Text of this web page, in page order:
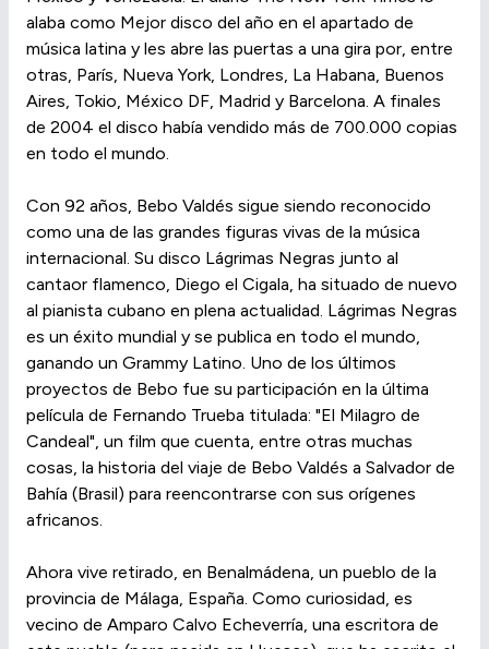
alaba como Mejor disco del año en el apartado de
música latina y les abre las puertas a una gira por, entre
otras, París, Nueva York, Londres, La Habana, Buenos
Aires, Tokio, México DF, Madrid y Barcelona. A finales
de 2004 el disco había vendido más de 700.000 copias
en todo el mundo.
Con 92 años, Bebo Valdés sigue siendo reconocido
como una de las grandes figuras vivas de la música
internacional. Su disco Lágrimas Negras junto al
cantaor flamenco, Diego el Cigala, ha situado de nuevo
al pianista cubano en plena actualidad. Lágrimas Negras
es un éxito mundial y se publica en todo el mundo,
ganando un Grammy Latino. Uno de los últimos
proyectos de Bebo fue su participación en la última
película de Fernando Trueba titulada: "El Milagro de
Candeal", un film que cuenta, entre otras muchas
cosas, la historia del viaje de Bebo Valdés a Salvador de
Bahía (Brasil) para reencontrarse con sus orígenes
africanos.
Ahora vive retirado, en Benalmádena, un pueblo de la
provincia de Málaga, España. Como curiosidad, es
vecino de Amparo Calvo Echeverría, una escritora de